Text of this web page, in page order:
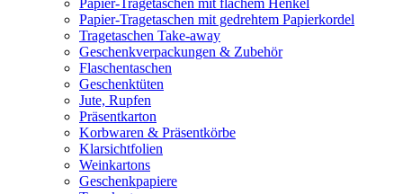
Papier-Tragetaschen mit flachem Henkel
Papier-Tragetaschen mit gedrehtem Papierkordel
Tragetaschen Take-away
Geschenkverpackungen & Zubehör
Flaschentaschen
Geschenktüten
Jute, Rupfen
Präsentkarton
Korbwaren & Präsentkörbe
Klarsichtfolien
Weinkartons
Geschenkpapiere